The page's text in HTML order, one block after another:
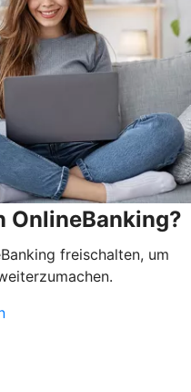
OnlineBanking?
freischalten, um